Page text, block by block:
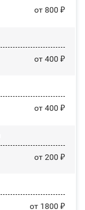
от 800 ₽
от 400 ₽
от 400 ₽
от 200 ₽
от 1800 ₽